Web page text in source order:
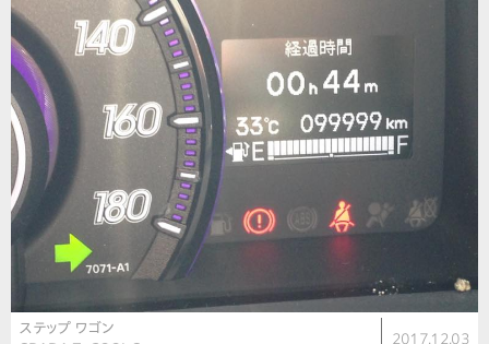
ステップ ワゴン
2017.12.03